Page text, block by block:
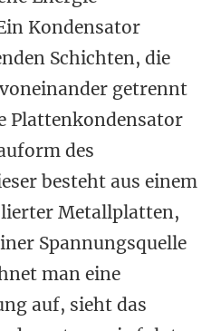
Kondensator
Schichten, die
getrennt
Plattenkondensator
des
besteht aus einem
Metallplatten,
Spannungsquelle
man eine
auf, sieht das